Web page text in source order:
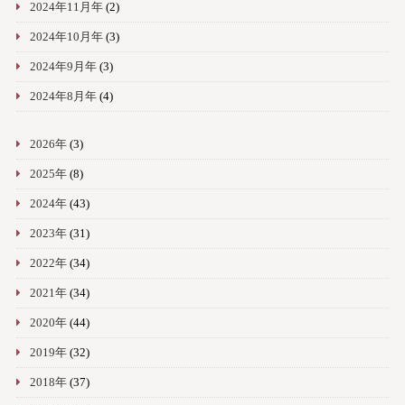
2024年11月年(2)
2024年10月年(3)
2024年9月年(3)
2024年8月年(4)
2026年(3)
2025年(8)
2024年(43)
2023年(31)
2022年(34)
2021年(34)
2020年(44)
2019年(32)
2018年(37)